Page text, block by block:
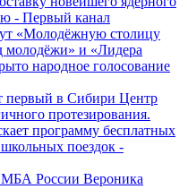
- Первый канал
«Молодёжную столицу
молодёжи» и «Лидера
народное голосование
первый в Сибири Центр
протезирования.
программу бесплатных
поездок -
России Вероника